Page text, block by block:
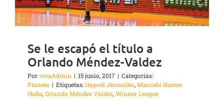
Se le escapó el título a
Orlando Méndez-Valdez
PorvivaAdmin | 15 junio, 2017 | Categorías:
Planeta | Etiquetas:Hapoel Jerusalén,Maccabi Hunter
Hafia,Orlando Méndez Valdez,Winner League